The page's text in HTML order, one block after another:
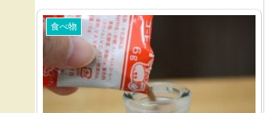
食べ物